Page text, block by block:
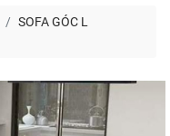
SOFA GÓC L